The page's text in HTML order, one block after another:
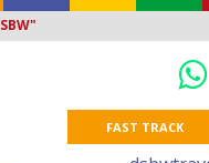
FAST TRACK